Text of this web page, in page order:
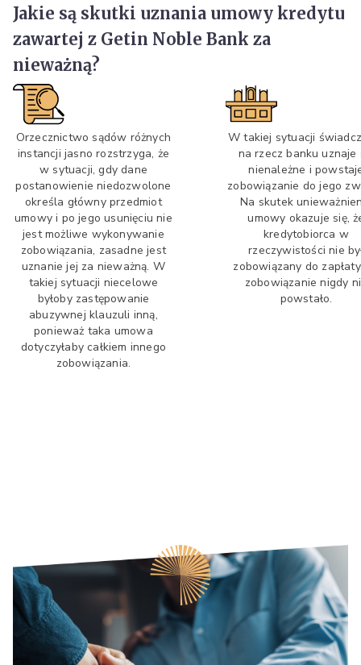
Jakie są skutki uznania umowy kredytu
zawartej z Getin Noble Bank za
nieważną?
Orzecznictwo sądów różnych
instancji jasno rozstrzyga, że
w sytuacji, gdy dane
postanowienie niedozwolone
określa główny przedmiot
umowy i po jego usunięciu nie
jest możliwe wykonywanie
zobowiązania, zasadne jest
uznanie jej za nieważną. W
takiej sytuacji niecelowe
byłoby zastępowanie
abuzywnej klauzuli inną,
ponieważ taka umowa
dotyczyłaby całkiem innego
zobowiązania.
W takiej sytuacji
na rzecz banku uznaje
nienależne i
zobowiązanie do jego
Na skutek
umowy okazuje się,
kredytobiorca w
rzeczywistości nie
zobowiązany do
zobowiązanie nigdy
powstało.